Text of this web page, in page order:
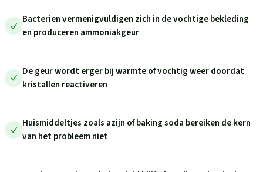
Bacterien vermenigvuldigen zich in de vochtige bekleding
en produceren ammoniakgeur
De geur wordt erger bij warmte of vochtig weer doordat
kristallen reactiveren
Huismiddeltjes zoals azijn of baking soda bereiken de kern
van het probleem niet